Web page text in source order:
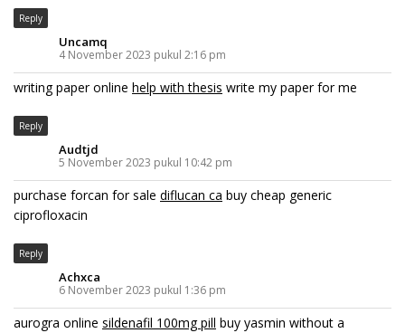
Reply
Uncamq
4 November 2023 pukul 2:16 pm
writing paper online help with thesis write my paper for me
Reply
Audtjd
5 November 2023 pukul 10:42 pm
purchase forcan for sale diflucan ca buy cheap generic
ciprofloxacin
Reply
Achxca
6 November 2023 pukul 1:36 pm
aurogra online sildenafil 100mg pill buy yasmin without a